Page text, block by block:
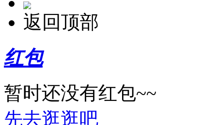
返回顶部
红包
暂时还没有红包~~
先去逛逛吧